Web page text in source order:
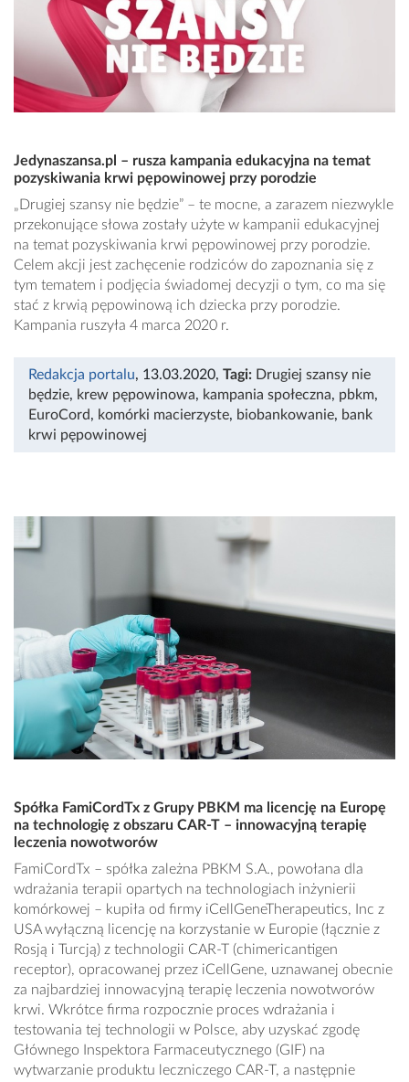
Jedynaszansa.pl – rusza kampania edukacyjna na temat
pozyskiwania krwi pępowinowej przy porodzie
„Drugiej szansy nie będzie” – te mocne, a zarazem niezwykle
przekonujące słowa zostały użyte w kampanii edukacyjnej
na temat pozyskiwania krwi pępowinowej przy porodzie.
Celem akcji jest zachęcenie rodziców do zapoznania się z
tym tematem i podjęcia świadomej decyzji o tym, co ma się
stać z krwią pępowinową ich dziecka przy porodzie.
Kampania ruszyła 4 marca 2020 r.
Redakcja portalu, 13.03.2020, Tagi: Drugiej szansy nie
będzie, krew pępowinowa, kampania społeczna, pbkm,
EuroCord, komórki macierzyste, biobankowanie, bank
krwi pępowinowej
Spółka FamiCordTx z Grupy PBKM ma licencję na Europę
na technologię z obszaru CAR-T – innowacyjną terapię
leczenia nowotworów
FamiCordTx – spółka zależna PBKM S.A., powołana dla
wdrażania terapii opartych na technologiach inżynierii
komórkowej – kupiła od firmy iCellGeneTherapeutics, Inc z
USA wyłączną licencję na korzystanie w Europie (łącznie z
Rosją i Turcją) z technologii CAR-T (chimericantigen
receptor), opracowanej przez iCellGene, uznawanej obecnie
za najbardziej innowacyjną terapię leczenia nowotworów
krwi. Wkrótce firma rozpocznie proces wdrażania i
testowania tej technologii w Polsce, aby uzyskać zgodę
Głównego Inspektora Farmaceutycznego (GIF) na
wytwarzanie produktu leczniczego CAR-T, a następnie